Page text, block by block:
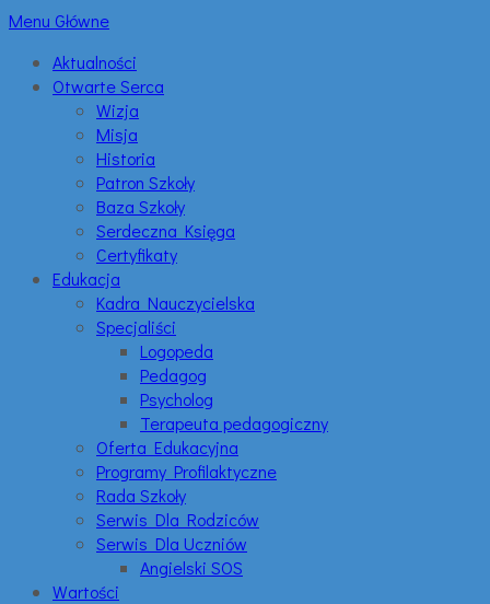
Menu Główne
Aktualności
Otwarte Serca
Wizja
Misja
Historia
Patron Szkoły
Baza Szkoły
Serdeczna Księga
Certyfikaty
Edukacja
Kadra Nauczycielska
Specjaliści
Logopeda
Pedagog
Psycholog
Terapeuta pedagogiczny
Oferta Edukacyjna
Programy Profilaktyczne
Rada Szkoły
Serwis Dla Rodziców
Serwis Dla Uczniów
Angielski SOS
Wartości